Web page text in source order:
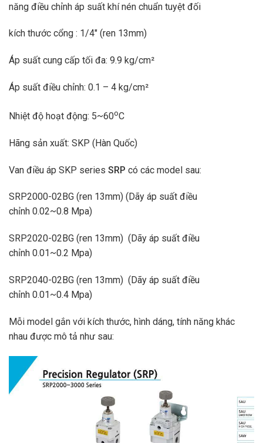
năng điều chỉnh áp suất khí nén chuẩn tuyệt đối
kích thước cổng : 1/4″ (ren 13mm)
Áp suất cung cấp tối đa: 9.9 kg/cm²
Áp suất điều chỉnh: 0.1 – 4 kg/cm²
Nhiệt độ hoạt động: 5~60oC
Hãng sản xuất: SKP (Hàn Quốc)
Van điều áp SKP series SRP có các model sau:
SRP2000-02BG (ren 13mm) (Dãy áp suất điều
chỉnh 0.02~0.8 Mpa)
SRP2020-02BG (ren 13mm) (Dãy áp suất điều
chỉnh 0.01~0.2 Mpa)
SRP2040-02BG (ren 13mm) (Dãy áp suất điều
chỉnh 0.01~0.4 Mpa)
Mỗi model gắn với kích thước, hình dáng, tính năng khác
nhau được mô tả như sau: